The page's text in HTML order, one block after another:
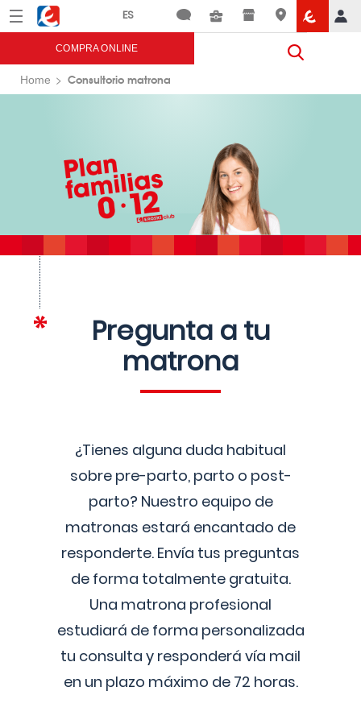
Menú Eroski
COMPRA ONLINE
Home Consultorio matrona
Pregunta a tu
matrona
¿Tienes alguna duda habitual
sobre pre-parto, parto o post-
parto? Nuestro equipo de
matronas estará encantado de
responderte. Envía tus preguntas
de forma totalmente gratuita.
Una matrona profesional
estudiará de forma personalizada
tu consulta y responderá vía mail
en un plazo máximo de 72 horas.